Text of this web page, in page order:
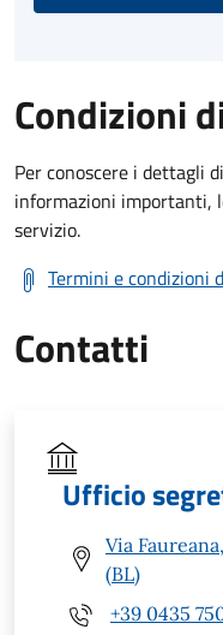
Condizioni
Per conoscere i dettagli
informazioni importanti,
servizio.
Termini e condizioni
Contatti
Ufficio
Via
(BL)
+39 0435